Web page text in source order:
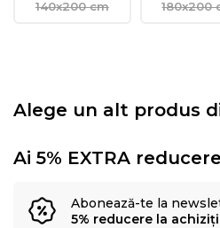
140x200 cm 180x200
Alege un alt produs
Ai 5% EXTRA reducere
Abonează-te la
5% reducere la